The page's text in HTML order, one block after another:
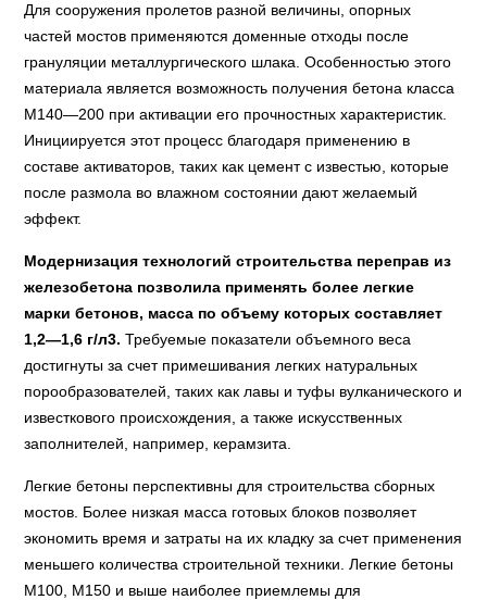
Для сооружения пролетов разной величины, опорных
частей мостов применяются доменные отходы после
грануляции металлургического шлака. Особенностью этого
материала является возможность получения бетона класса
М140—200 при активации его прочностных характеристик.
Инициируется этот процесс благодаря применению в
составе активаторов, таких как цемент с известью, которые
после размола во влажном состоянии дают желаемый
эффект.
Модернизация технологий строительства переправ из
железобетона позволила применять более легкие
марки бетонов, масса по объему которых составляет
1,2—1,6 г/л3. Требуемые показатели объемного веса
достигнуты за счет примешивания легких натуральных
порообразователей, таких как лавы и туфы вулканического и
известкового происхождения, а также искусственных
заполнителей, например, керамзита.
Легкие бетоны перспективны для строительства сборных
мостов. Более низкая масса готовых блоков позволяет
экономить время и затраты на их кладку за счет применения
меньшего количества строительной техники. Легкие бетоны
М100, М150 и выше наиболее приемлемы для